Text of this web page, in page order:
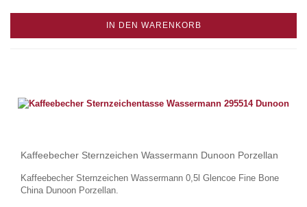
IN DEN WARENKORB
Kaffeebecher Sternzeichen Wassermann Dunoon Porzellan
Kaffeebecher Sternzeichen Wassermann 0,5l Glencoe Fine Bone
China Dunoon Porzellan.